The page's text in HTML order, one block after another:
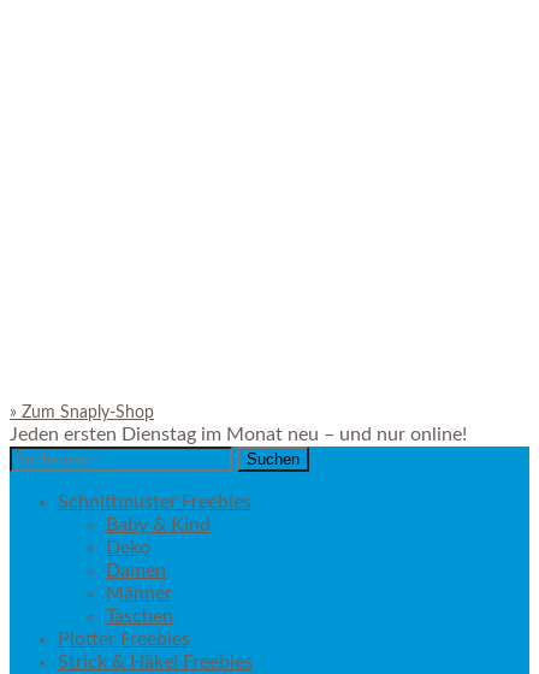
» Zum Snaply-Shop
Jeden ersten Dienstag im Monat neu – und nur online!
Search
Schnittmuster Freebies
Baby & Kind
Deko
Damen
Männer
Taschen
Plotter Freebies
Strick & Häkel Freebies